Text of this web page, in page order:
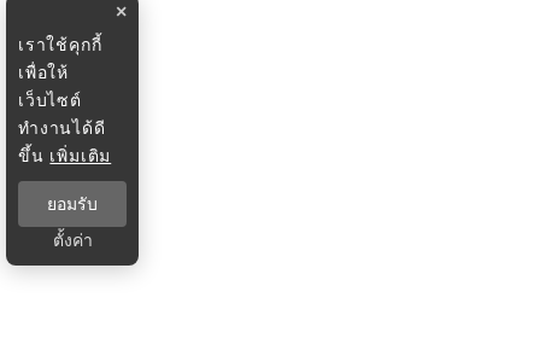
×
เราใช้คุกกี้
เพื่อให้
เว็บไซต์
ทำงานได้ดี
ขึ้น เพิ่มเติม
ยอมรับ
ตั้งค่า